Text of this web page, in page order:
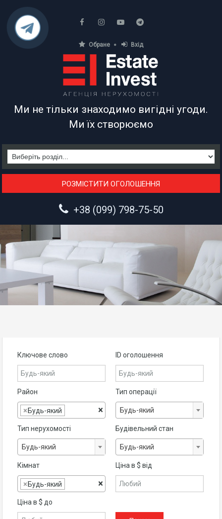
Обране Вхід
Ми не тільки знаходимо вигідні угоди.
Ми їх створюємо
РОЗМІСТИТИ ОГОЛОШЕННЯ
+38 (099) 798-75-50
Ключове слово ID оголошення
Район
×
× Будь-який
Тип операції
Будь-який
Тип нерухомості
Будь-який
Будівельний стан
Будь-який
Кімнат
×
× Будь-який
Ціна в $ від
Ціна в $ до